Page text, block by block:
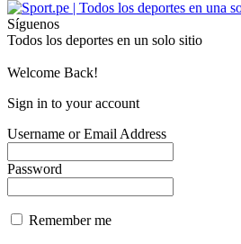
Síguenos
Todos los deportes en un solo sitio
Welcome Back!
Sign in to your account
Username or Email Address
Password
Remember me